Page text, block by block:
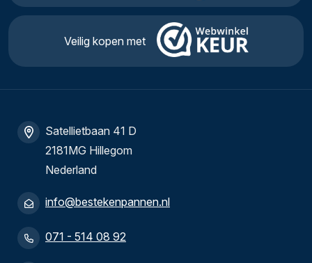
Veilig kopen met
Satellietbaan 41 D
2181MG Hillegom
Nederland
info@bestekenpannen.nl
071 - 514 08 92